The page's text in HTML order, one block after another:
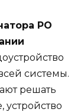
РО
системы.
решать